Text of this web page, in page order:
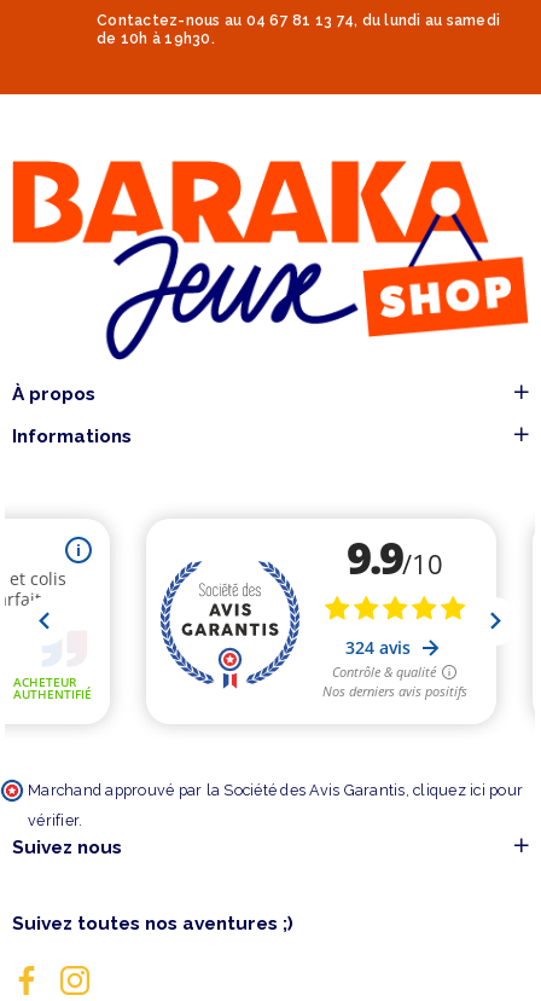
Contactez-nous au 04 67 81 13 74, du lundi au samedi
de 10h à 19h30.
À propos
Informations
Marchand approuvé par la Société des Avis Garantis, cliquez ici pour
vérifier.
Suivez nous
Suivez toutes nos aventures ;)